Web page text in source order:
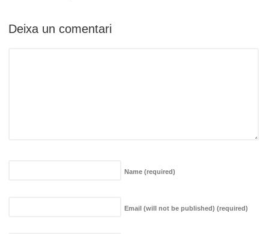
Deixa un comentari
Name (required)
Email (will not be published) (required)